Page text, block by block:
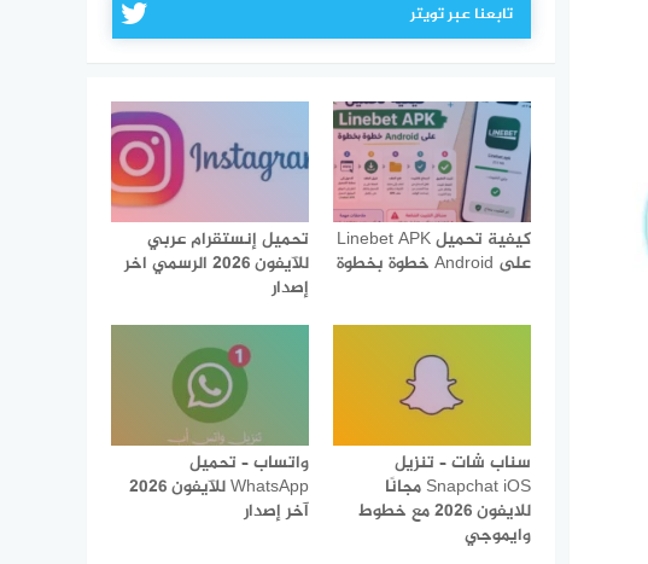
تابعنا عبر تويتر
كيفية تحميل Linebet APK
على Android خطوة بخطوة
تحميل إنستقرام عربي
للآيفون 2026 الرسمي اخر
إصدار
سناب شات – تنزيل
Snapchat iOS مجانًا
للايفون 2026 مع خطوط
وايموجي
واتساب – تحميل
WhatsApp للآيفون 2026
آخر إصدار